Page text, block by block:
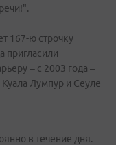
167-ю строчку
пригласили
– с 2003 года –
Куала Лумпур и Сеуле
в течение дня.